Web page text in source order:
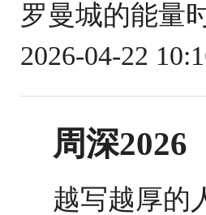
罗曼城的能量
2026-04-22
周深2026
越写越厚的